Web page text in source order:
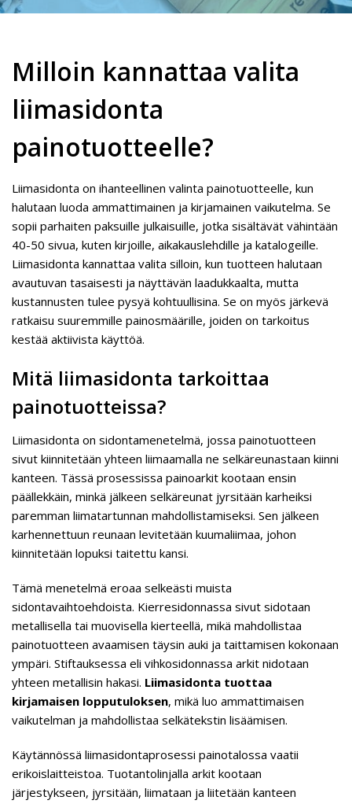
Milloin kannattaa valita
liimasidonta
painotuotteelle?
Liimasidonta on ihanteellinen valinta painotuotteelle, kun
halutaan luoda ammattimainen ja kirjamainen vaikutelma. Se
sopii parhaiten paksuille julkaisuille, jotka sisältävät vähintään
40-50 sivua, kuten kirjoille, aikakauslehdille ja katalogeille.
Liimasidonta kannattaa valita silloin, kun tuotteen halutaan
avautuvan tasaisesti ja näyttävän laadukkaalta, mutta
kustannusten tulee pysyä kohtuullisina. Se on myös järkevä
ratkaisu suuremmille painosmäärille, joiden on tarkoitus
kestää aktiivista käyttöä.
Mitä liimasidonta tarkoittaa
painotuotteissa?
Liimasidonta on sidontamenetelmä, jossa painotuotteen
sivut kiinnitetään yhteen liimaamalla ne selkäreunastaan kiinni
kanteen. Tässä prosessissa painoarkit kootaan ensin
päällekkäin, minkä jälkeen selkäreunat jyrsitään karheiksi
paremman liimatartunnan mahdollistamiseksi. Sen jälkeen
karhennettuun reunaan levitetään kuumaliimaa, johon
kiinnitetään lopuksi taitettu kansi.
Tämä menetelmä eroaa selkeästi muista
sidontavaihtoehdoista. Kierresidonnassa sivut sidotaan
metallisella tai muovisella kierteellä, mikä mahdollistaa
painotuotteen avaamisen täysin auki ja taittamisen kokonaan
ympäri. Stiftauksessa eli vihkosidonnassa arkit nidotaan
yhteen metallisin hakasi. Liimasidonta tuottaa
kirjamaisen lopputuloksen, mikä luo ammattimaisen
vaikutelman ja mahdollistaa selkätekstin lisäämisen.
Käytännössä liimasidontaprosessi painotalossa vaatii
erikoislaitteistoa. Tuotantolinjalla arkit kootaan
järjestykseen, jyrsitään, liimataan ja liitetään kanteen